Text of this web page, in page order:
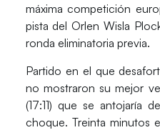
máxima competición
pista delOrlen Wisla
ronda eliminatoria previa.
Partido en el que
no mostraron su mejor
(17:11) que se antojaría
choque. Treinta minutos